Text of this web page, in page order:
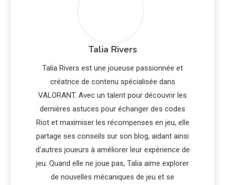
Talia Rivers
Talia Rivers est une joueuse passionnée et
créatrice de contenu spécialisée dans
VALORANT. Avec un talent pour découvrir les
dernières astuces pour échanger des codes
Riot et maximiser les récompenses en jeu, elle
partage ses conseils sur son blog, aidant ainsi
d'autres joueurs à améliorer leur expérience de
jeu. Quand elle ne joue pas, Talia aime explorer
de nouvelles mécaniques de jeu et se